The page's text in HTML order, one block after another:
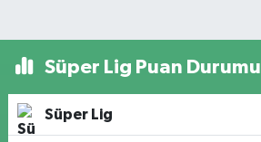
Süper Lig Puan Durumu
Süper Lig